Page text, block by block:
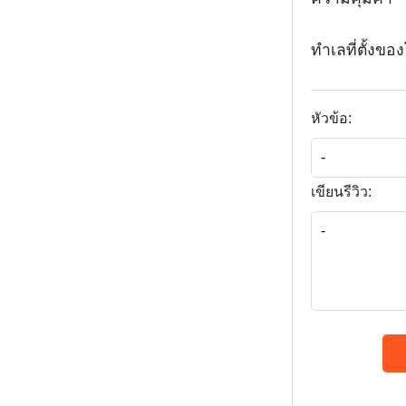
ทำเลที่ตั้งขอ
หัวข้อ:
เขียนรีวิว: